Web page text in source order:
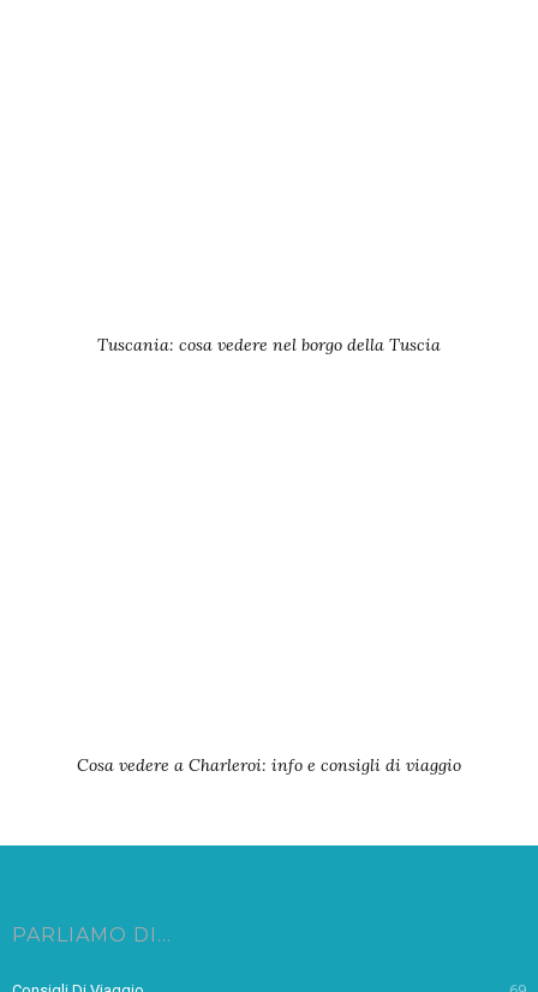
Tuscania: cosa vedere nel borgo della Tuscia
Cosa vedere a Charleroi: info e consigli di viaggio
PARLIAMO DI…